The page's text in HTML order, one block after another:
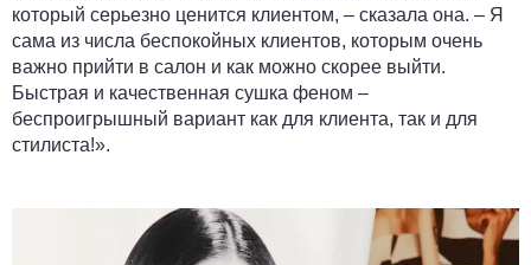
который серьезно ценится клиентом, – сказала она. – Я
сама из числа беспокойных клиентов, которым очень
важно прийти в салон и как можно скорее выйти.
Быстрая и качественная сушка феном –
беспроигрышный вариант как для клиента, так и для
стилиста!».